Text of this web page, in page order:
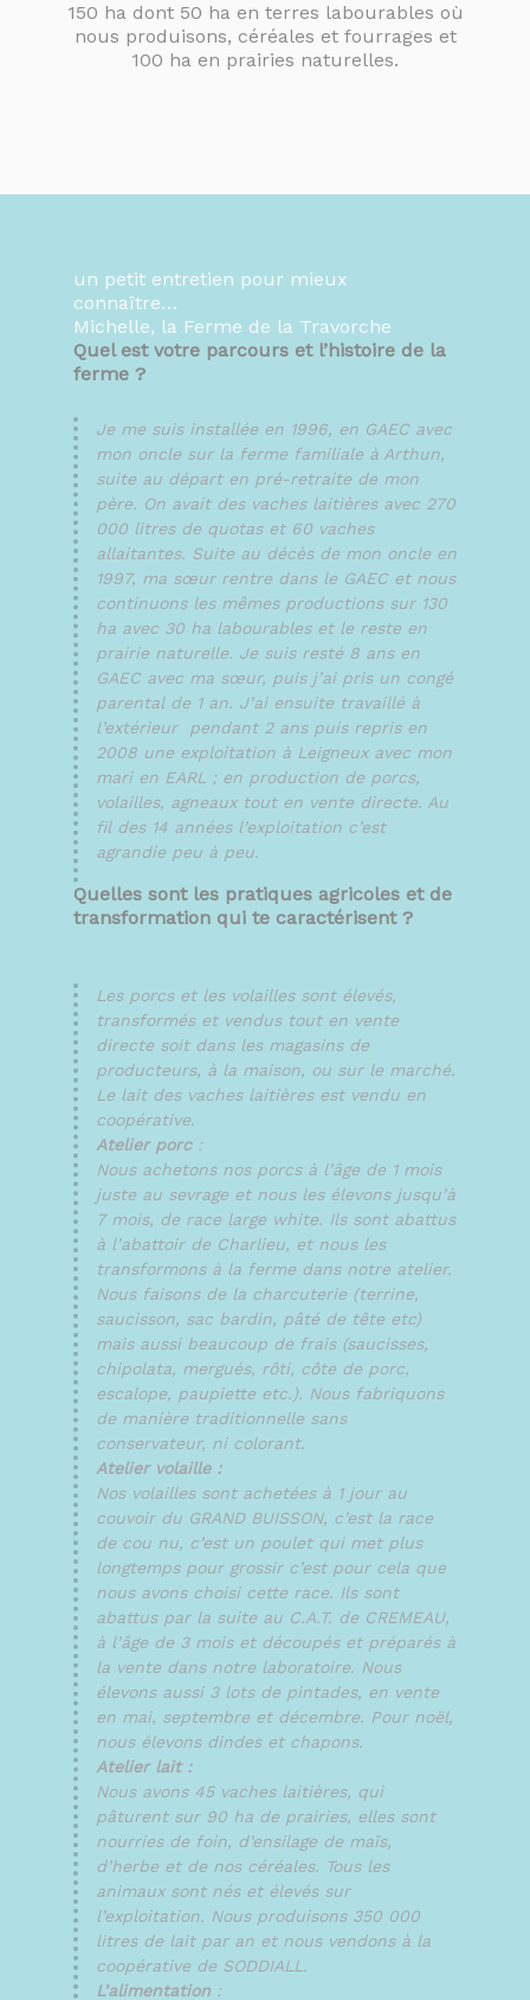
150 ha dont 50 ha en terres labourables où
nous produisons, céréales et fourrages et
100 ha en prairies naturelles.
un petit entretien pour mieux
connaître…
Michelle, la Ferme de la Travorche
Quel est votre parcours et l’histoire de la
ferme ?
Je me suis installée en 1996, en GAEC avec
mon oncle sur la ferme familiale à Arthun,
suite au départ en pré-retraite de mon
père. On avait des vaches laitières avec 270
000 litres de quotas et 60 vaches
allaitantes. Suite au décès de mon oncle en
1997, ma sœur rentre dans le GAEC et nous
continuons les mêmes productions sur 130
ha avec 30 ha labourables et le reste en
prairie naturelle. Je suis resté 8 ans en
GAEC avec ma sœur, puis j’ai pris un congé
parental de 1 an. J’ai ensuite travaillé à
l’extérieur pendant 2 ans puis repris en
2008 une exploitation à Leigneux avec mon
mari en EARL ; en production de porcs,
volailles, agneaux tout en vente directe. Au
fil des 14 années l’exploitation c’est
agrandie peu à peu.
Quelles sont les pratiques agricoles et de
transformation qui te caractérisent ?
Les porcs et les volailles sont élevés,
transformés et vendus tout en vente
directe soit dans les magasins de
producteurs, à la maison, ou sur le marché.
Le lait des vaches laitières est vendu en
coopérative.
Atelier porc:
Nous achetons nos porcs à l’âge de 1 mois
juste au sevrage et nous les élevons jusqu’à
7 mois, de race large white. Ils sont abattus
à l’abattoir de Charlieu, et nous les
transformons à la ferme dans notre atelier.
Nous faisons de la charcuterie (terrine,
saucisson, sac bardin, pâté de tête etc)
mais aussi beaucoup de frais (saucisses,
chipolata, mergués, rôti, côte de porc,
escalope, paupiette etc.). Nous fabriquons
de manière traditionnelle sans
conservateur, ni colorant.
Atelier volaille :
Nos volailles sont achetées à 1 jour au
couvoir du GRAND BUISSON, c’est la race
de cou nu, c’est un poulet qui met plus
longtemps pour grossir c’est pour cela que
nous avons choisi cette race. Ils sont
abattus par la suite au C.A.T. de CREMEAU,
à l’âge de 3 mois et découpés et préparés à
la vente dans notre laboratoire. Nous
élevons aussi 3 lots de pintades, en vente
en mai, septembre et décembre. Pour noël,
nous élevons dindes et chapons.
Atelier lait :
Nous avons 45 vaches laitières, qui
pâturent sur 90 ha de prairies, elles sont
nourries de foin, d’ensilage de maïs,
d’herbe et de nos céréales. Tous les
animaux sont nés et élevés sur
l’exploitation. Nous produisons 350 000
litres de lait par an et nous vendons à la
coopérative de SODDIALL.
L’alimentation :